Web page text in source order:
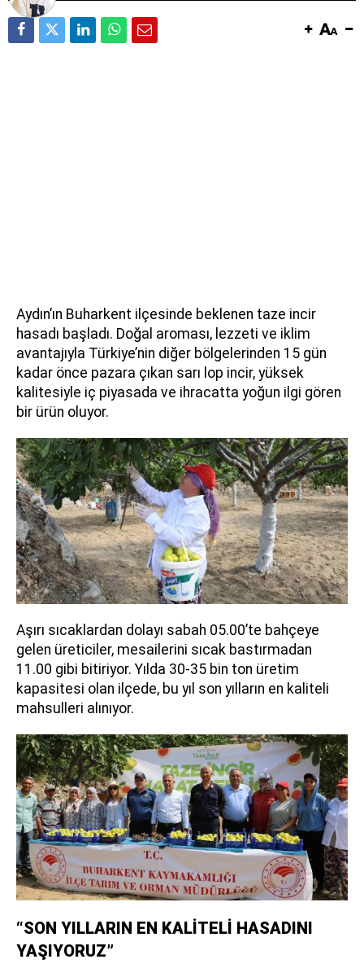
Aydın’ın Buharkent ilçesinde beklenen taze incir
hasadı başladı. Doğal aroması, lezzeti ve iklim
avantajıyla Türkiye’nin diğer bölgelerinden 15 gün
kadar önce pazara çıkan sarı lop incir, yüksek
kalitesiyle iç piyasada ve ihracatta yoğun ilgi gören
bir ürün oluyor.
Aşırı sıcaklardan dolayı sabah 05.00’te bahçeye
gelen üreticiler, mesailerini sıcak bastırmadan
11.00 gibi bitiriyor. Yılda 30-35 bin ton üretim
kapasitesi olan ilçede, bu yıl son yılların en kaliteli
mahsulleri alınıyor.
“SON YILLARIN EN KALİTELİ HASADINI
YAŞIYORUZ”